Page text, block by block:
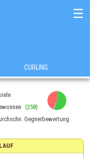
☰
CURLING
(258)
Gegnerbewertung